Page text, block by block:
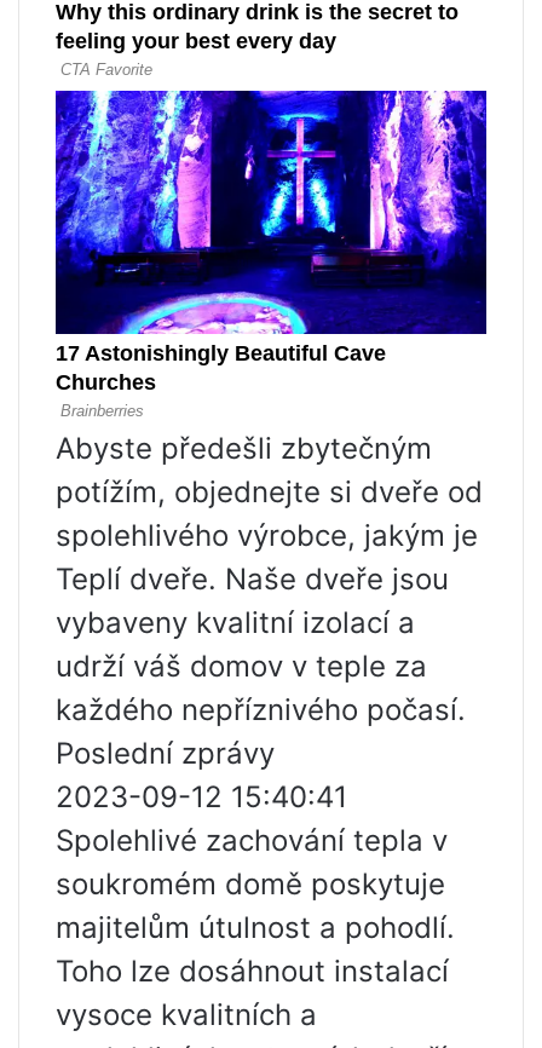
Abyste předešli zbytečným
potížím, objednejte si dveře od
spolehlivého výrobce, jakým je
Teplí dveře. Naše dveře jsou
vybaveny kvalitní izolací a
udrží váš domov v teple za
každého nepříznivého počasí.
Poslední zprávy
2023-09-12 15:40:41
Spolehlivé zachování tepla v
soukromém domě poskytuje
majitelům útulnost a pohodlí.
Toho lze dosáhnout instalací
vysoce kvalitních a